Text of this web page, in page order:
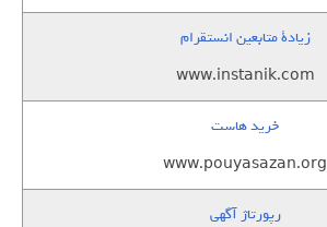
زيادة متابعين انستقرام
www.instanik.com
خرید هاست
www.pouyasazan.org
رپورتاژ آگهی